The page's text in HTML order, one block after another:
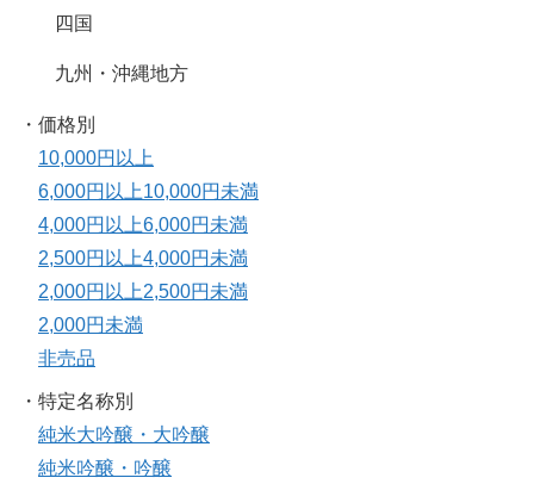
四国
九州・沖縄地方
・価格別
10,000円以上
6,000円以上10,000円未満
4,000円以上6,000円未満
2,500円以上4,000円未満
2,000円以上2,500円未満
2,000円未満
非売品
・特定名称別
純米大吟醸・大吟醸
純米吟醸・吟醸